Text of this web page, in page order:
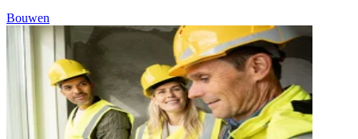
Bouwen